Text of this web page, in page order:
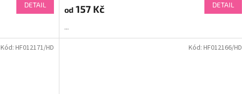
DETAIL
od 157 Kč DETAIL
...
Kód:HF012171/HD Kód: HF012166/HD